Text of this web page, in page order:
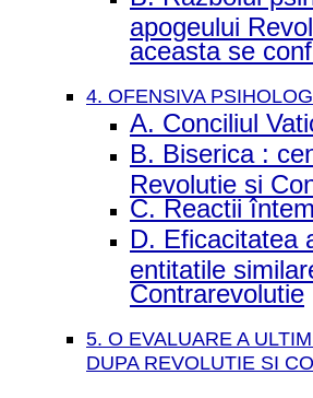
apogeului
aceasta se
4. OFENSIVA
A. Conciliul
B. Biserica :
Revolutie si
C. Reactii
D. Eficacitatea
entitatile
Contrarevolutie
5. O EVALUARE A
DUPA REVOLUTIE SI